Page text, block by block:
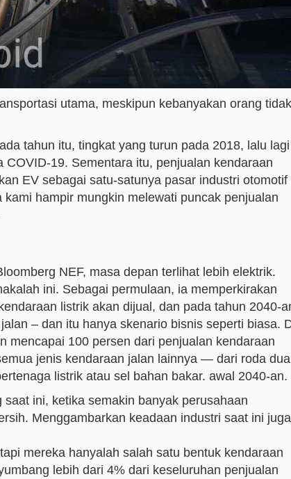
utama, meskipun kebanyakan orang tidak
tahun itu, tingkat yang turun pada 2018, lalu lagi
19. Sementara itu, penjualan kendaraan
EV sebagai satu-satunya pasar industri otomotif
hampir mungkin melewati puncak penjualan
NEF, masa depan terlihat lebih elektrik.
ini. Sebagai permulaan, ia memperkirakan
listrik akan dijual, dan pada tahun 2040-
– dan itu hanya skenario bisnis seperti biasa.
mencapai 100 persen dari penjualan kendaraan
jenis kendaraan jalan lainnya — dari roda dua
listrik atau sel bahan bakar. awal 2040-an.
ini, ketika semakin banyak perusahaan
Menggambarkan keadaan industri saat ini juga
mereka hanyalah salah satu bentuk kendaraan
lebih dari 4% dari keseluruhan penjualan